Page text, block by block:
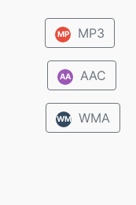
MP MP3
AA AAC
WM WMA